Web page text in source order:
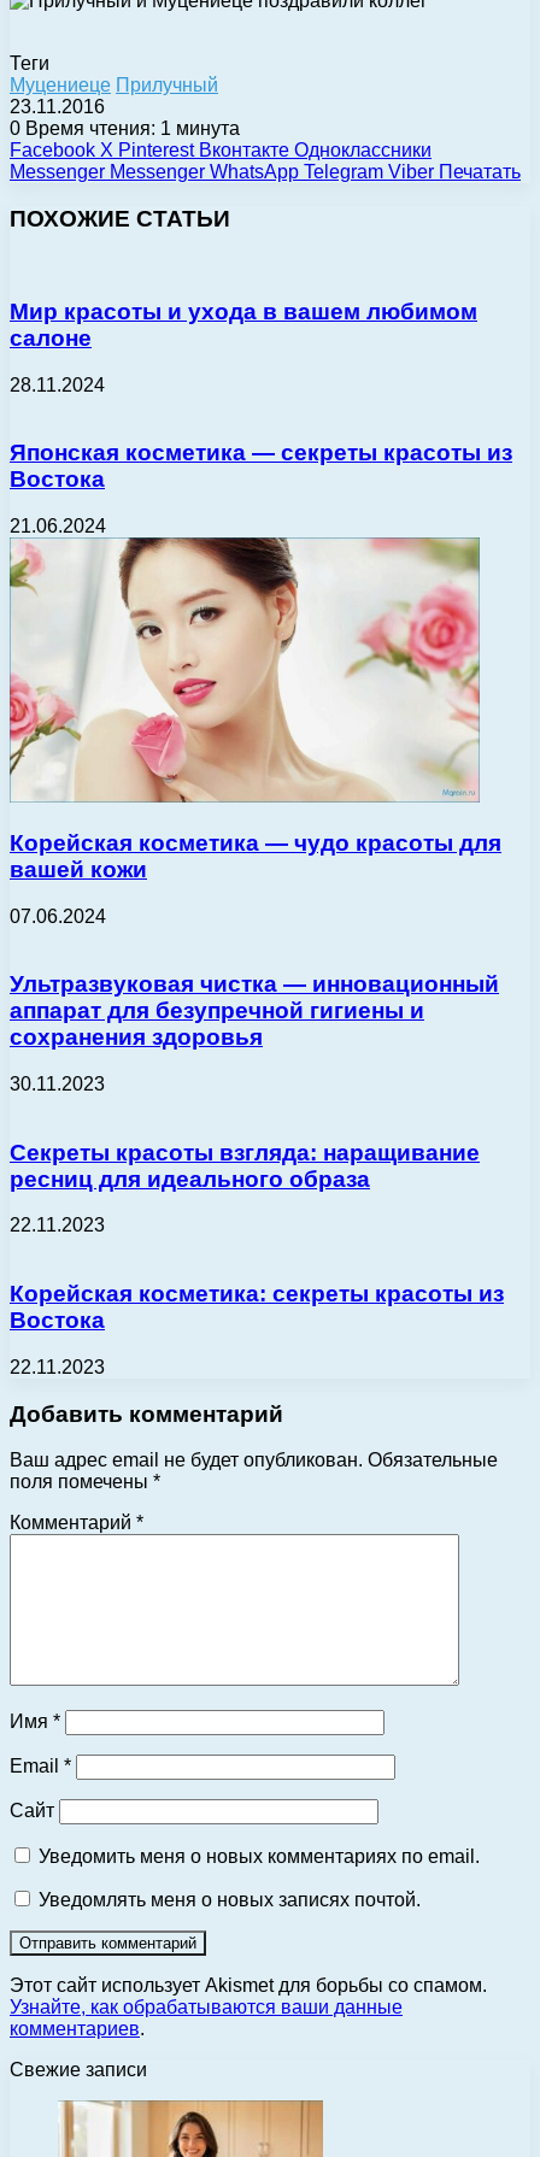
Теги
Муцениеце Прилучный
23.11.2016
0 Время чтения: 1 минута
Facebook X Pinterest Вконтакте Одноклассники
Messenger Messenger WhatsApp Telegram Viber Печатать
ПОХОЖИЕ СТАТЬИ
Мир красоты и ухода в вашем любимом
салоне
28.11.2024
Японская косметика — секреты красоты из
Востока
21.06.2024
Корейская косметика — чудо красоты для
вашей кожи
07.06.2024
Ультразвуковая чистка — инновационный
аппарат для безупречной гигиены и
сохранения здоровья
30.11.2023
Секреты красоты взгляда: наращивание
ресниц для идеального образа
22.11.2023
Корейская косметика: секреты красоты из
Востока
22.11.2023
Добавить комментарий
Ваш адрес email не будет опубликован. Обязательные
поля помечены *
Комментарий *
Имя *
Email *
Сайт
Уведомить меня о новых комментариях по email.
Уведомлять меня о новых записях почтой.
Этот сайт использует Akismet для борьбы со спамом.
Узнайте, как обрабатываются ваши данные
комментариев.
Свежие записи